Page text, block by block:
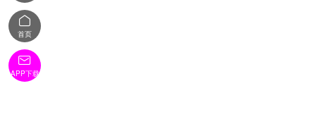

首页

APP下载